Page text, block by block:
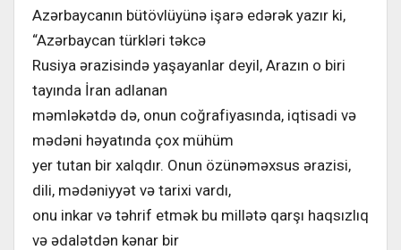
Azərbaycanın bütövlüyünə işarə edərək yazır ki,
“Azərbaycan türkləri təkcə
Rusiya ərazisində yaşayanlar deyil, Arazın o biri
tayında İran adlanan
məmləkətdə də, onun coğrafiyasında, iqtisadi və
mədəni həyatında çox mühüm
yer tutan bir xalqdır. Onun özünəməxsus ərazisi,
dili, mədəniyyət və tarixi vardı,
onu inkar və təhrif etmək bu millətə qarşı haqsızlıq
və ədalətdən kənar bir